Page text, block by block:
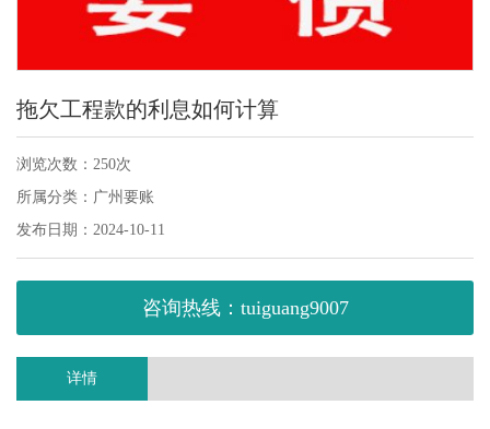
拖欠工程款的利息如何计算
浏览次数：250次
所属分类：广州要账
发布日期：2024-10-11
咨询热线：tuiguang9007
详情